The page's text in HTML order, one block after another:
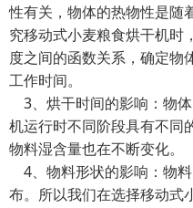
性有关，物体的热物性是随
究移动式小麦粮食烘干机时
度之间的函数关系，确定物
工作时间。
3、烘干时间的影响：物
机运行时不同阶段具有不同
物料湿含量也在不断变化。
4、物料形状的影响：物
布。所以我们在选择移动式